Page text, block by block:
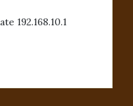
192.168.10.1